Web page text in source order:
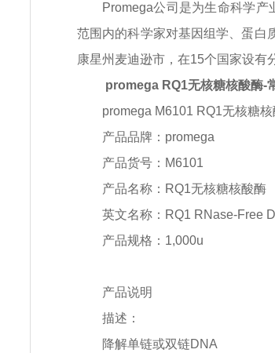
Promega公司是为生命科学
范围内的科学家对基因组学、蛋白
康星州麦迪逊市，在15个国家设有
promega RQ1无核糖核酸酶-
promega M6101 RQ1无核糖
产品品牌： promega
产品货号： M6101
产品名称： RQ1无核糖核酸酶
英文名称： RQ1 RNase-Free
产品规格： 1,000u
产品说明
描述：
降解单链或双链DNA